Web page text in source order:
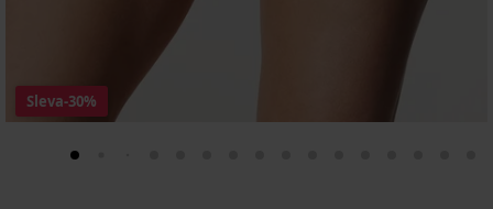
Sleva-30%